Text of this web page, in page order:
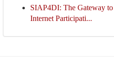
SIAP4DI: The Gateway to
Internet Participati...